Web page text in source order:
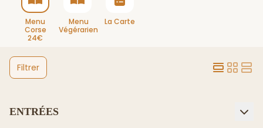
Menu
Corse
24€
Menu
Végérarien
La Carte
Filtrer
ENTRÉES